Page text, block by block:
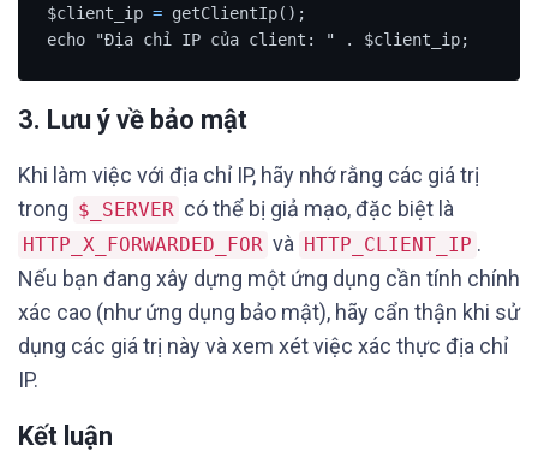
$client_ip = getClientIp();
echo "Địa chỉ IP của client: " . $client_ip;
3. Lưu ý về bảo mật
Khi làm việc với địa chỉ IP, hãy nhớ rằng các giá trị
trong $_SERVER có thể bị giả mạo, đặc biệt là
HTTP_X_FORWARDED_FOR và HTTP_CLIENT_IP .
Nếu bạn đang xây dựng một ứng dụng cần tính chính
xác cao (như ứng dụng bảo mật), hãy cẩn thận khi sử
dụng các giá trị này và xem xét việc xác thực địa chỉ
IP.
Kết luận